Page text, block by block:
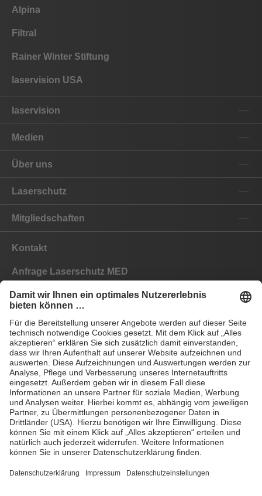
Alpina
Filtral
Rainer Winter Stiftung
laservision USA
laservision
Medien
Über uns
Laserschutz
Mitgliedschaften
Kontakt
Anfrage Laserschutz MED
Anfrage Laserschutz IND
EYEPRO Schutzstufenrechner
Gebrauchsanleitungen
Häufige Fragen
CE